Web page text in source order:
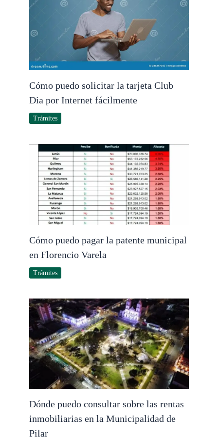
Cómo puedo solicitar la tarjeta Club
Dia por Internet fácilmente
Trámites
Cómo puedo pagar la patente municipal
en Florencio Varela
Trámites
Dónde puedo consultar sobre las rentas
inmobiliarias en la Municipalidad de
Pilar